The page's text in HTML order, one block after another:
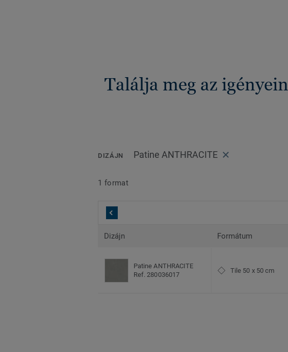
Találja meg az
DIZÁJN Patine ANTHRACITE
1 format
Dizájn Formátum
Patine ANTHRACITE
Ref. 280036017
Tile 50 x 50 cm